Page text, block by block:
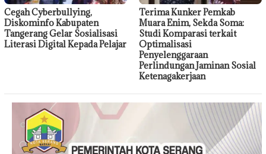
Cegah Cyberbullying,
Diskominfo Kabupaten
Tangerang Gelar Sosialisasi
Literasi Digital Kepada Pelajar
Terima Kunker Pemkab
Muara Enim, Sekda Soma:
Studi Komparasi terkait
Optimalisasi
Penyelenggaraan
Perlindungan Jaminan Sosial
Ketenagakerjaan